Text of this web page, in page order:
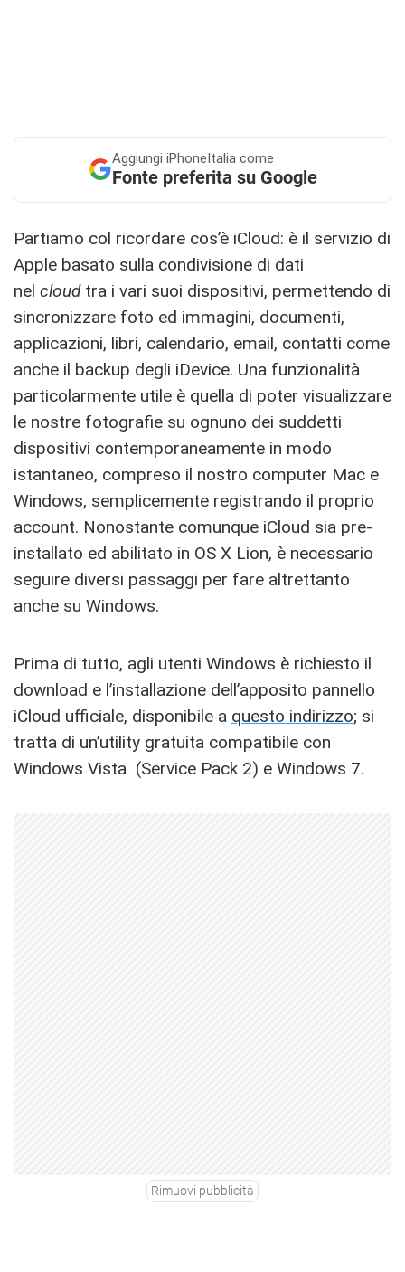
Aggiungi iPhoneItalia come
Fonte preferita su Google
Partiamo col ricordare cos’è iCloud: è il servizio di
Apple basato sulla condivisione di dati
nel cloudtra i vari suoi dispositivi, permettendo di
sincronizzare foto ed immagini, documenti,
applicazioni, libri, calendario, email, contatti come
anche il backup degli iDevice. Una funzionalità
particolarmente utile è quella di poter visualizzare
le nostre fotografie su ognuno dei suddetti
dispositivi contemporaneamente in modo
istantaneo, compreso il nostro computer Mac e
Windows, semplicemente registrando il proprio
account. Nonostante comunque iCloud sia pre-
installato ed abilitato in OS X Lion, è necessario
seguire diversi passaggi per fare altrettanto
anche su Windows.
Prima di tutto, agli utenti Windows è richiesto il
download e l’installazione dell’apposito pannello
iCloud ufficiale, disponibile a questo indirizzo; si
tratta di un’utility gratuita compatibile con
Windows Vista (Service Pack 2) e Windows 7.
Rimuovi pubblicità